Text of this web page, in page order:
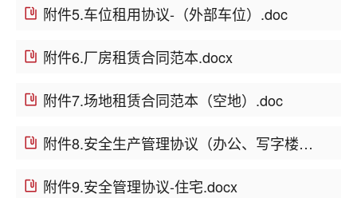
附件5.车位租用协议-（外部车位）.doc
附件6.厂房租赁合同范本.docx
附件7.场地租赁合同范本（空地）.doc
附件8.安全生产管理协议（办公、写字楼、店面）.docx
附件9.安全管理协议-住宅.docx